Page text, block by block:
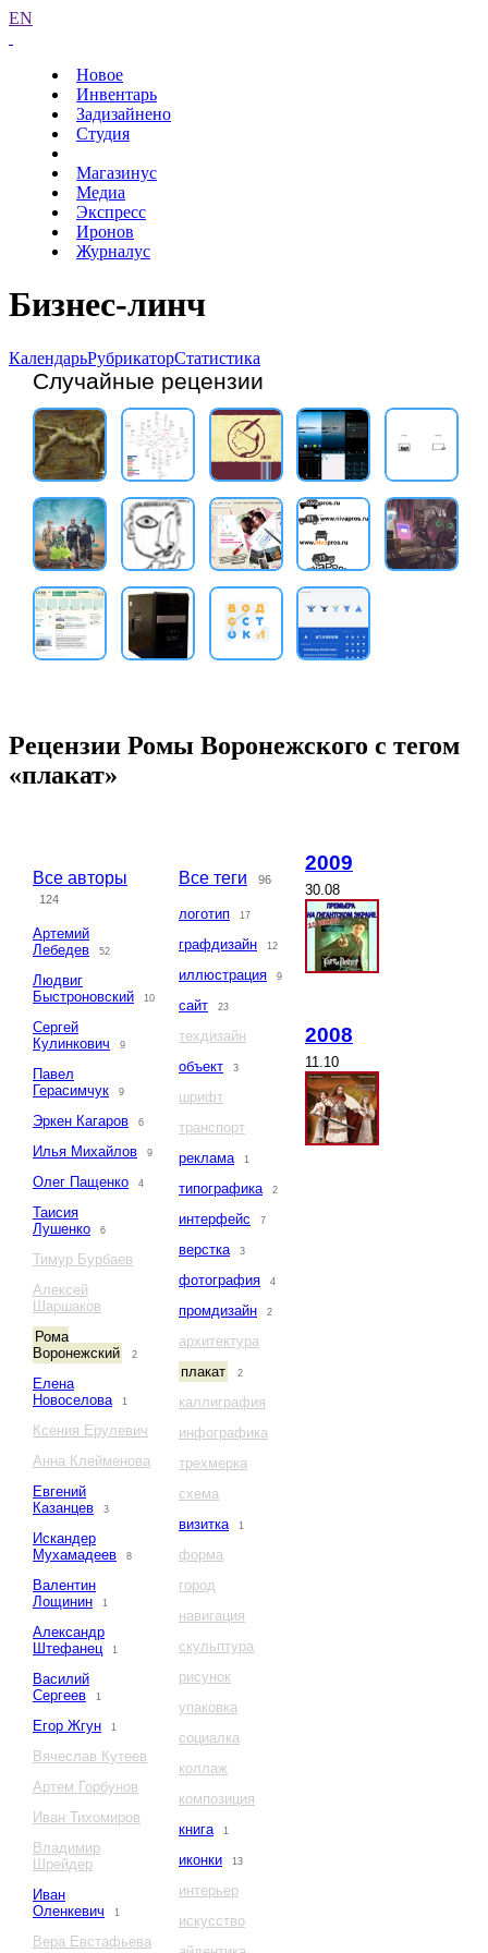
EN
Новое
Инвентарь
Задизайнено
Студия
Магазинус
Медиа
Экспресс
Иронов
Журналус
Бизнес-линч
КалендарьРубрикаторСтатистика
Случайные рецензии
Рецензии Ромы Воронежского с тегом
«плакат»
Все авторы
124
Артемий
Лебедев
52
Людвиг
Быстроновский
10
Сергей
Кулинкович
9
Павел
Герасимчук
9
Эркен Кагаров 6
Илья Михайлов 9
Олег Пащенко 4
Таисия
Лушенко
6
Тимур Бурбаев
Алексей
Шаршаков
Рома
Воронежский
2
Елена
Новоселова
1
Ксения Ерулевич
Анна Клейменова
Евгений
Казанцев
3
Искандер
Мухамадеев
8
Валентин
Лощинин
1
Александр
Штефанец
1
Василий
Сергеев
1
Егор Жгун 1
Вячеслав Кутеев
Артем Горбунов
Иван Тихомиров
Владимир
Шрейдер
Иван
Оленкевич
1
Вера Евстафьева
Все теги 96
логотип 17
графдизайн 12
иллюстрация 9
сайт 23
техдизайн
объект
3
шрифт
транспорт
реклама
1
типографика 2
интерфейс 7
верстка 3
фотография 4
промдизайн 2
архитектура
плакат
2
каллиграфия
инфографика
трехмерка
схема
визитка
1
форма
город
навигация
скульптура
рисунок
упаковка
социалка
коллаж
композиция
книга
1
иконки 13
интерьер
искусство
2009
30.08
2008
11.10